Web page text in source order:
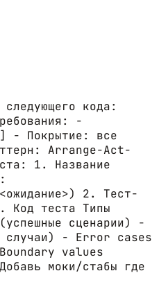
кода:
-
- Покрытие: все
Arrange-Act-
1. Название
2. Тест-
Код теста Типы
сценарии) -
случаи) - Error cases
values
моки/стабы где